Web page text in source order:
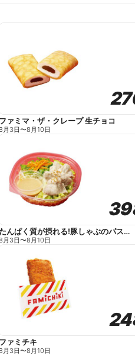
ファミマ・ザ・クレープ 生チョコ
月3日〜8月10日
たんぱく質が摂れる!豚しゃぶのパスタサラダ
月3日〜8月10日
ファミチキ
月3日〜8月10日